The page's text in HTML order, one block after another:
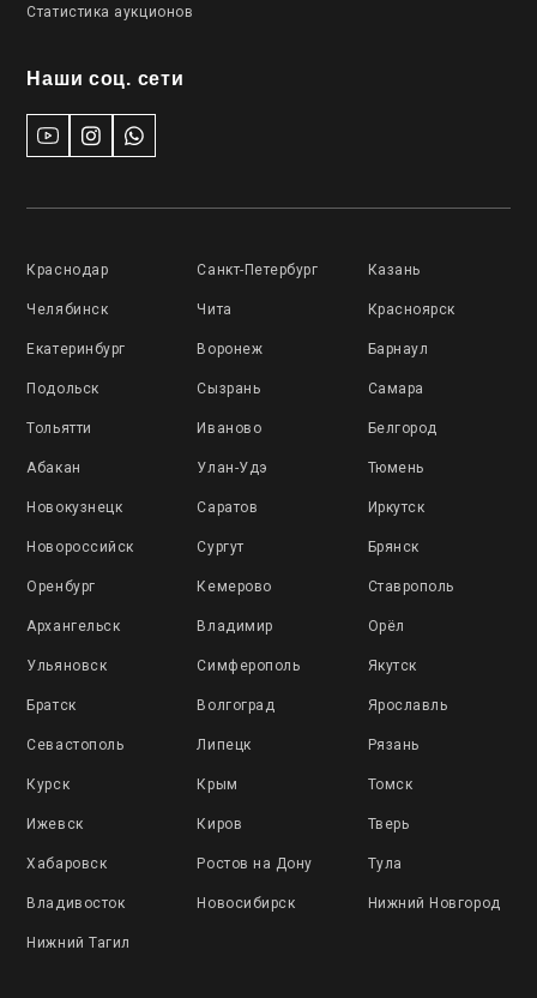
Статистика аукционов
Наши соц. сети
Краснодар Санкт-Петербург Казань
Челябинск Чита Красноярск
Екатеринбург Воронеж Барнаул
Подольск Сызрань Самара
Тольятти Иваново Белгород
Абакан Улан-Удэ Тюмень
Новокузнецк Саратов Иркутск
Новороссийск Сургут Брянск
Оренбург Кемерово Ставрополь
Архангельск Владимир Орёл
Ульяновск Симферополь Якутск
Братск Волгоград Ярославль
Севастополь Липецк Рязань
Курск Крым Томск
Ижевск Киров Тверь
Хабаровск Ростов на Дону Тула
Владивосток Новосибирск Нижний Новгород
Нижний Тагил